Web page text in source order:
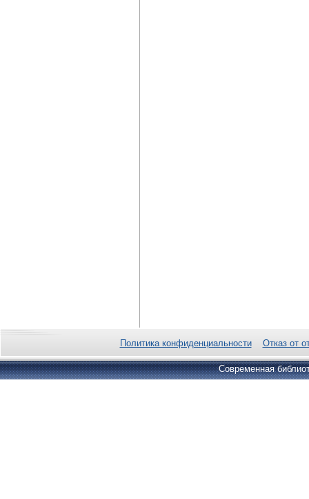
Политика конфиденциальности Отказ от
Современная